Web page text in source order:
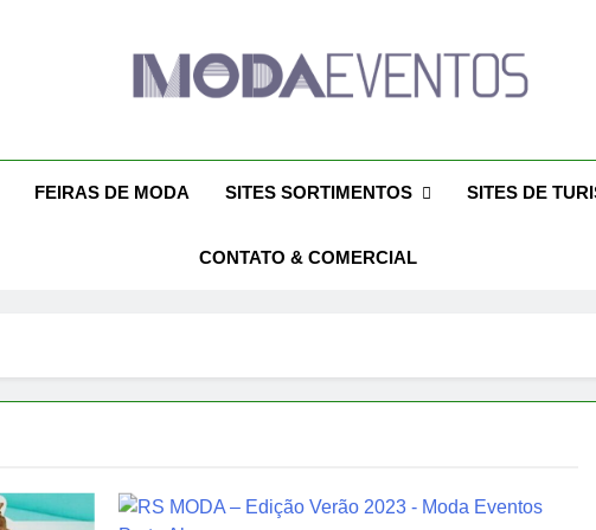
Feiras De
FEIRAS DE MODA SITES SORTIMENTOS SITES DE
CONTATO & COMERCIAL